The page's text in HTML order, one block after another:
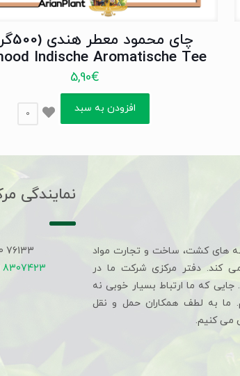
چای
Indische Aromatische Tee
5,90€
افزودن به سبد 0
های کشت، ساخت و تجارت مواد
می کند. دفتر مرکزی شرکت ما در
که ما ارتباط بسیار خوبی نه
ما به لطف همکاران حمل و نقل
می کنیم.
نمایندگی
76133
8307423